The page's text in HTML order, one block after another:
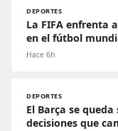
DEPORTES
La FIFA enfrenta
en el fútbol
Hace 6h
DEPORTES
El Barça se
decisiones que